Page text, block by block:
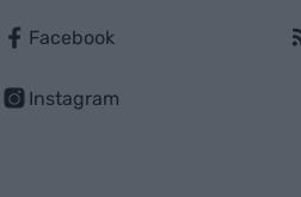
Facebook
Instagram